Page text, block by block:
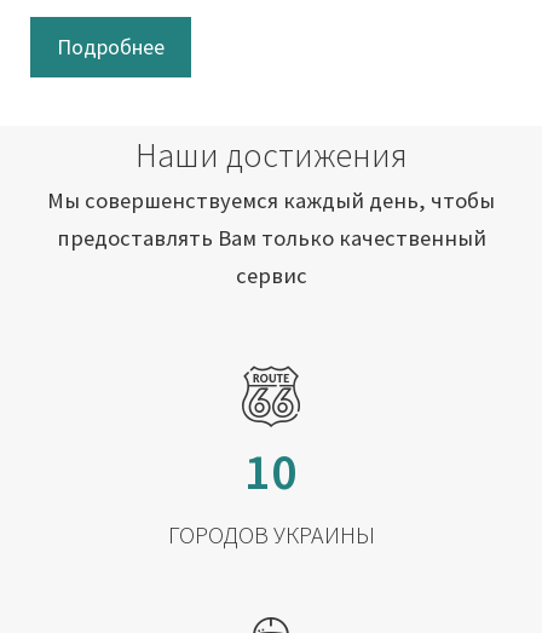
Подробнее
Наши достижения
Мы совершенствуемся каждый день, чтобы
предоставлять Вам только качественный
сервис
10
ГОРОДОВ УКРАИНЫ